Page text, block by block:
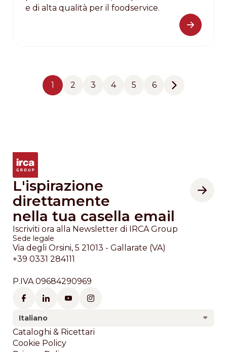
e di alta qualità per il foodservice.
Pagina
1 Pagina
2 Pagina
3 Pagina
4 Pagina
5 Pagina
6 Next page
L'ispirazione
direttamente
nella tua casella email
Iscriviti ora alla Newsletter di IRCA Group
Sede legale
Via degli Orsini, 5 21013 - Gallarate (VA)
+39 0331 284111
P.IVA 09684290969
Italiano
Footer
Cataloghi & Ricettari
Cookie Policy